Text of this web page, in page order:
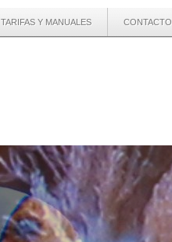
TARIFAS Y MANUALES CONTACTO